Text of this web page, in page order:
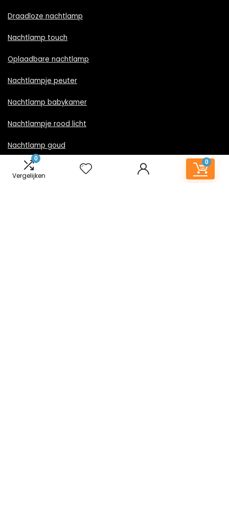
0
Vergelijken
0
Draadloze nachtlamp
Nachtlamp touch
Oplaadbare nachtlamp
Nachtlampje peuter
Nachtlamp babykamer
Nachtlampje rood licht
Nachtlamp goud
Nachtlamp zwart